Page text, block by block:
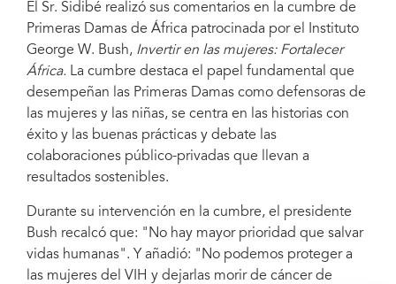
El Sr. Sidibé realizó sus comentarios en la cumbre de
Primeras Damas de África patrocinada por el Instituto
George W. Bush, Invertir en las mujeres: Fortalecer
África. La cumbre destaca el papel fundamental que
desempeñan las Primeras Damas como defensoras de
las mujeres y las niñas, se centra en las historias con
éxito y las buenas prácticas y debate las
colaboraciones público-privadas que llevan a
resultados sostenibles.
Durante su intervención en la cumbre, el presidente
Bush recalcó que: "No hay mayor prioridad que salvar
vidas humanas". Y añadió: "No podemos proteger a
las mujeres del VIH y dejarlas morir de cáncer de